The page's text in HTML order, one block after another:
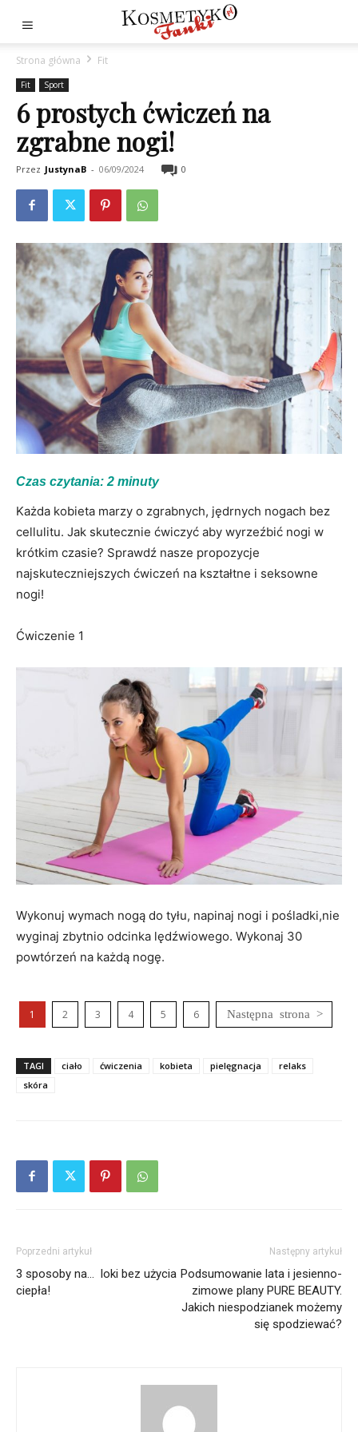
Strona główna Fit
Fit Sport
6 prostych ćwiczeń na
zgrabne nogi!
Przez JustynaB - 06/09/2024 0
Czas czytania: 2 minuty
Każda kobieta marzy o zgrabnych, jędrnych nogach bez
cellulitu. Jak skutecznie ćwiczyć aby wyrzeźbić nogi w
krótkim czasie? Sprawdź nasze propozycje
najskuteczniejszych ćwiczeń na kształtne i seksowne
nogi!
Ćwiczenie 1
Wykonuj wymach nogą do tyłu, napinaj nogi i pośladki,nie
wyginaj zbytnio odcinka lędźwiowego. Wykonaj 30
powtórzeń na każdą nogę.
1 2 3 4 5 6
TAGI ciało ćwiczenia kobieta pielęgnacja
relaks
skóra
Poprzedni artykuł
3 sposoby na… loki bez użycia
ciepła!
Następny artykuł
Podsumowanie lata i jesienno-
zimowe plany PURE BEAUTY.
Jakich niespodzianek możemy
się spodziewać?